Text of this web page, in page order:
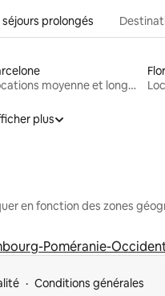
prolongés
Locations moyenne et longue durée
plus
en fonction des zones
Poméranie-
Conditions générales